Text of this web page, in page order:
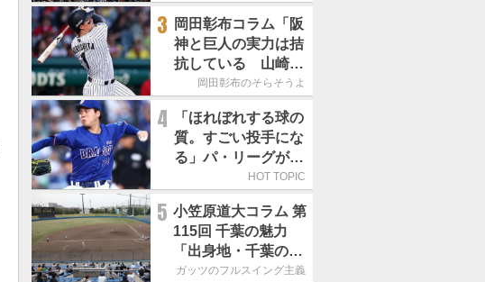
3
岡田彰布コラム「阪
神と巨人の実力は拮
抗している 山崎、
小笠原の存在は大き
岡田彰布のそらそうよ
4
「ほれぼれする球の
質。すごい投手にな
る」パ・リーグが驚
いた「中日の左腕」
HOT TOPIC
5 小笠原道大コラム 第
115回 千葉の魅力
「出身地・千葉の話
の続き。昔から野球
ガッツのフルスイング主義